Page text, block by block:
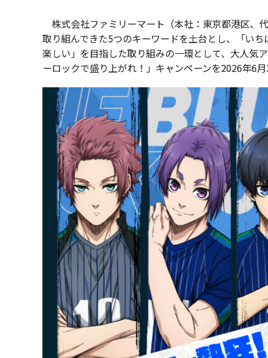
株式会社ファミリーマート（本社：東京都港区、
取り組んできた5つのキーワードを土台とし、「い
楽しい」を目指した取り組みの一環として、大人気
ーロックで盛り上がれ！」キャンペーンを2026年6